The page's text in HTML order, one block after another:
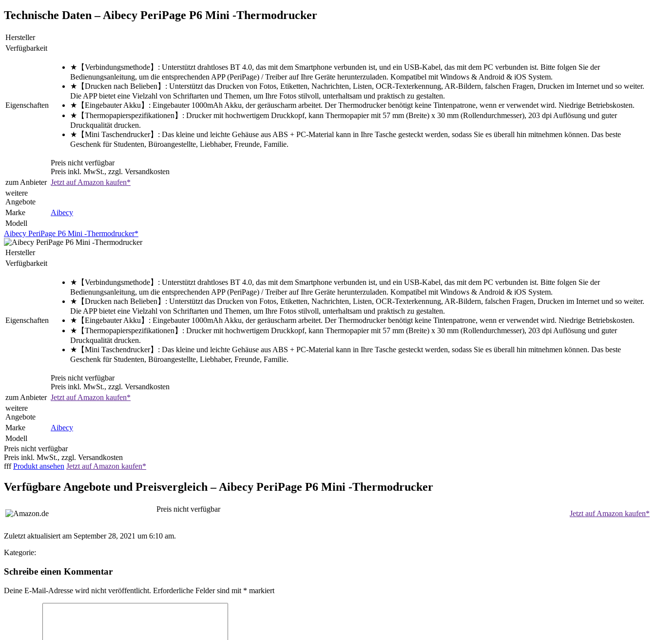
Technische Daten – Aibecy PeriPage P6 Mini -Thermodrucker
Hersteller
Verfügbarkeit
Eigenschaften
★【Verbindungsmethode】: Unterstützt drahtloses BT 4.0, das mit dem Smartphone verbunden ist, und ein USB-Kabel, das mit dem PC verbunden ist. Bitte folgen Sie der
Bedienungsanleitung, um die entsprechenden APP (PeriPage) / Treiber auf Ihre Geräte herunterzuladen. Kompatibel mit Windows & Android & iOS System.
★【Drucken nach Belieben】: Unterstützt das Drucken von Fotos, Etiketten, Nachrichten, Listen, OCR-Texterkennung, AR-Bildern, falschen Fragen, Drucken im Internet und so weiter.
Die APP bietet eine Vielzahl von Schriftarten und Themen, um Ihre Fotos stilvoll, unterhaltsam und praktisch zu gestalten.
★【Eingebauter Akku】: Eingebauter 1000mAh Akku, der geräuscharm arbeitet. Der Thermodrucker benötigt keine Tintenpatrone, wenn er verwendet wird. Niedrige Betriebskosten.
★【Thermopapierspezifikationen】: Drucker mit hochwertigem Druckkopf, kann Thermopapier mit 57 mm (Breite) x 30 mm (Rollendurchmesser), 203 dpi Auflösung und guter
Druckqualität drucken.
★【Mini Taschendrucker】: Das kleine und leichte Gehäuse aus ABS + PC-Material kann in Ihre Tasche gesteckt werden, sodass Sie es überall hin mitnehmen können. Das beste
Geschenk für Studenten, Büroangestellte, Liebhaber, Freunde, Familie.
Preis nicht verfügbar
Preis inkl. MwSt., zzgl. Versandkosten
zum Anbieter Jetzt auf Amazon kaufen*
weitere
Angebote
Marke
Aibecy
Modell
Aibecy PeriPage P6 Mini -Thermodrucker*
Hersteller
Verfügbarkeit
Eigenschaften
★【Verbindungsmethode】: Unterstützt drahtloses BT 4.0, das mit dem Smartphone verbunden ist, und ein USB-Kabel, das mit dem PC verbunden ist. Bitte folgen Sie der
Bedienungsanleitung, um die entsprechenden APP (PeriPage) / Treiber auf Ihre Geräte herunterzuladen. Kompatibel mit Windows & Android & iOS System.
★【Drucken nach Belieben】: Unterstützt das Drucken von Fotos, Etiketten, Nachrichten, Listen, OCR-Texterkennung, AR-Bildern, falschen Fragen, Drucken im Internet und so weiter.
Die APP bietet eine Vielzahl von Schriftarten und Themen, um Ihre Fotos stilvoll, unterhaltsam und praktisch zu gestalten.
★【Eingebauter Akku】: Eingebauter 1000mAh Akku, der geräuscharm arbeitet. Der Thermodrucker benötigt keine Tintenpatrone, wenn er verwendet wird. Niedrige Betriebskosten.
★【Thermopapierspezifikationen】: Drucker mit hochwertigem Druckkopf, kann Thermopapier mit 57 mm (Breite) x 30 mm (Rollendurchmesser), 203 dpi Auflösung und guter
Druckqualität drucken.
★【Mini Taschendrucker】: Das kleine und leichte Gehäuse aus ABS + PC-Material kann in Ihre Tasche gesteckt werden, sodass Sie es überall hin mitnehmen können. Das beste
Geschenk für Studenten, Büroangestellte, Liebhaber, Freunde, Familie.
Preis nicht verfügbar
Preis inkl. MwSt., zzgl. Versandkosten
zum Anbieter Jetzt auf Amazon kaufen*
weitere
Angebote
Marke
Aibecy
Modell
Preis nicht verfügbar
Preis inkl. MwSt., zzgl. Versandkosten
fffProdukt ansehen Jetzt auf Amazon kaufen*
Verfügbare Angebote und Preisvergleich – Aibecy PeriPage P6 Mini -Thermodrucker
Preis nicht verfügbar
Jetzt auf Amazon kaufen*
Zuletzt aktualisiert am September 28, 2021 um 6:10 am.
Kategorie:
Schreibe einen Kommentar
Deine E-Mail-Adresse wird nicht veröffentlicht. Erforderliche Felder sind mit * markiert